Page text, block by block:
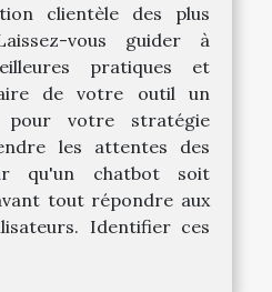
clientèle des plus
vous guider à
pratiques et
de votre outil un
pour votre stratégie
les attentes des
qu'un chatbot soit
tout répondre aux
Identifier ces